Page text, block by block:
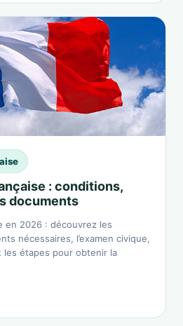
: conditions,
documents
en 2026 : découvrez les
nécessaires, l’examen civique,
les étapes pour obtenir la